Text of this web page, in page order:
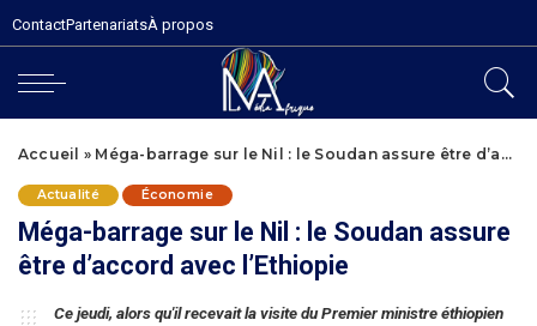
ContactPartenariatsÀ propos
Accueil » Méga-barrage sur le Nil : le Soudan assure être d’accord avec l’Ethiopie
Actualité Économie
Méga-barrage sur le Nil : le Soudan assure
être d’accord avec l’Ethiopie
Ce jeudi, alors qu'il recevait la visite du Premier ministre éthiopien